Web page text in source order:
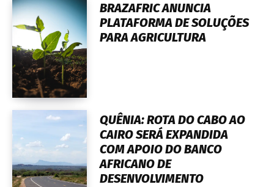
BRAZAFRIC ANUNCIA
PLATAFORMA DE SOLUÇÕES
PARA AGRICULTURA
QUÊNIA: ROTA DO CABO AO
CAIRO SERÁ EXPANDIDA
COM APOIO DO BANCO
AFRICANO DE
DESENVOLVIMENTO